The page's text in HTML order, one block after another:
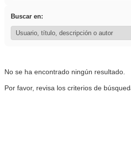
Buscar en:
No se ha encontrado ningún resultado.
Por favor, revisa los criterios de